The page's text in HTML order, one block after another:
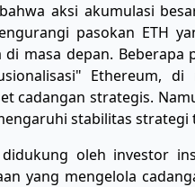
aksi akumulasi
pasokan ETH
masa depan.
Ethereum, di
cadangan strategis.
stabilitas strategi
oleh investor
yang mengelola